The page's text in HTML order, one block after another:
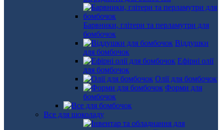
Барвники, глітери та перламутри для
бомбочок
Віддушки
для бомбочок
Ефірні олії
для бомбочок
Олії для бомбочок
Форми для
бомбочок
Все для шоколаду